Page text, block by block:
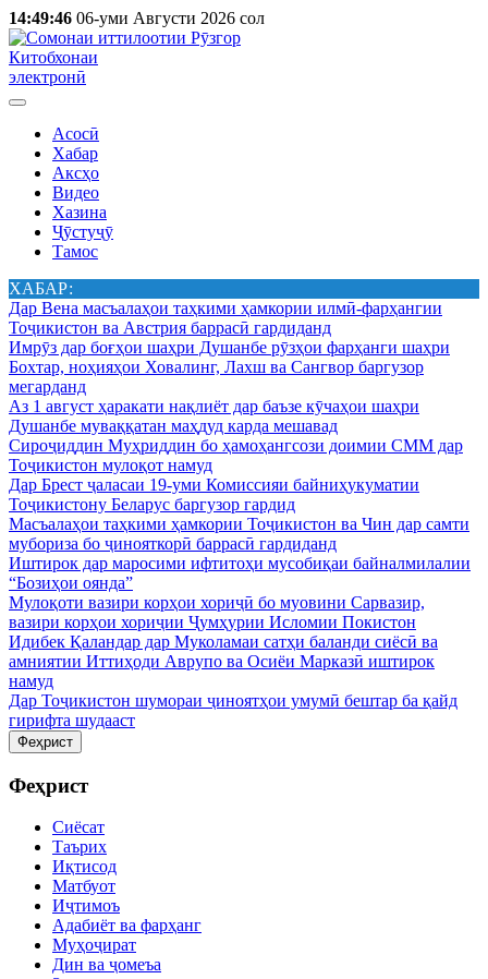
14:49:46 06-уми Августи 2026 сол
Китобхонаи
электронӣ
Асосӣ
Хабар
Аксҳо
Видео
Хазина
Ҷӯстуҷӯ
Тамос
ХАБАР:
Дар Вена масъалаҳои таҳкими ҳамкории илмӣ-фарҳангии
Тоҷикистон ва Австрия баррасӣ гардиданд
Имрӯз дар боғҳои шаҳри Душанбе рӯзҳои фарҳанги шаҳри
Бохтар, ноҳияҳои Ховалинг, Лахш ва Сангвор баргузор
мегарданд
Аз 1 август ҳаракати нақлиёт дар баъзе кӯчаҳои шаҳри
Душанбе муваққатан маҳдуд карда мешавад
Сироҷиддин Муҳриддин бо ҳамоҳангсози доимии СММ дар
Тоҷикистон мулоқот намуд
Дар Брест ҷаласаи 19-уми Комиссияи байниҳукуматии
Тоҷикистону Беларус баргузор гардид
Масъалаҳои таҳкими ҳамкории Тоҷикистон ва Чин дар самти
мубориза бо ҷинояткорӣ баррасӣ гардиданд
Иштирок дар маросими ифтитоҳи мусобиқаи байналмилалии
“Бозиҳои оянда”
Мулоқоти вазири корҳои хориҷӣ бо муовини Сарвазир,
вазири корҳои хориҷии Ҷумҳурии Исломии Покистон
Идибек Қаландар дар Муколамаи сатҳи баланди сиёсӣ ва
амниятии Иттиҳоди Аврупо ва Осиёи Марказӣ иштирок
намуд
Дар Тоҷикистон шумораи ҷиноятҳои умумӣ бештар ба қайд
гирифта шудааст
Феҳрист
Феҳрист
Сиёсат
Таърих
Иқтисод
Матбуот
Иҷтимоъ
Адабиёт ва фарҳанг
Муҳоҷират
Дин ва ҷомеъа